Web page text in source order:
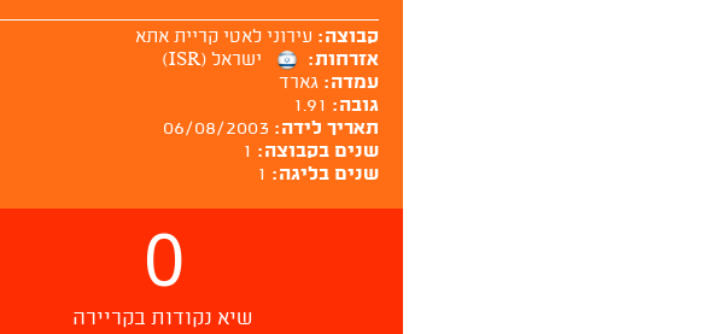
קבוצה: עירוני לאטי קריית אתא
אזרחות:
ישראל (ISR)
עמדה: גארד
גובה: 1.91
תאריך לידה: 06/08/2003
שנים בקבוצה: 1
שנים בליגה: 1
0
שיא נקודות בקריירה